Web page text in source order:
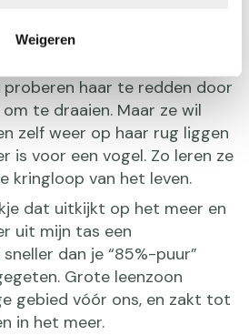
Weigerenworden
proberen haar te redden door
te draaien. Maar ze wil
zelf weer op haar rug liggen
is voor een vogel. Zo leren ze
kringloop van het leven.
dat uitkijkt op het meer en
uit mijn tas een
dan je “85%-puur”
Grote leenzoon
gebied vóór ons, en zakt tot
in het meer.